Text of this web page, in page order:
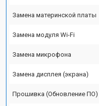
Замена материнской платы
Замена модуля Wi-Fi
Замена микрофона
Замена дисплея (экрана)
Прошивка (Обновление ПО)